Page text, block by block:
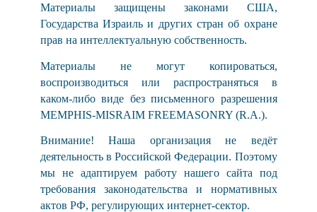
Материалы защищены законами США,
Государства Израиль и других стран об охране
прав на интеллектуальную собственность.
Материалы не могут копироваться,
воспроизводиться или распространяться в
каком-либо виде без письменного разрешения
MEMPHIS-MISRAIM FREEMASONRY (R.A.).
Внимание! Наша организация не ведёт
деятельность в Российской Федерации. Поэтому
мы не адаптируем работу нашего сайта под
требования законодательства и нормативных
актов РФ, регулирующих интернет-сектор.